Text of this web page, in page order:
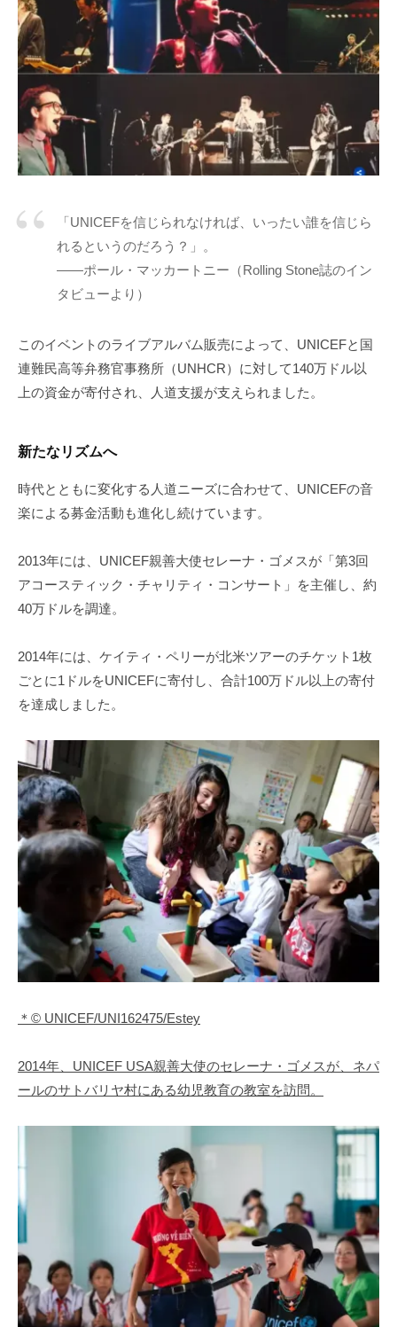
「UNICEFを信じられなければ、いったい誰を信じら
れるというのだろう？」。
——ポール・マッカートニー（Rolling Stone誌のイン
タビューより）
このイベントのライブアルバム販売によって、UNICEFと国
連難民高等弁務官事務所（UNHCR）に対して140万ドル以
上の資金が寄付され、人道支援が支えられました。
新たなリズムへ
時代とともに変化する人道ニーズに合わせて、UNICEFの音
楽による募金活動も進化し続けています。
2013年には、UNICEF親善大使セレーナ・ゴメスが「第3回
アコースティック・チャリティ・コンサート」を主催し、約
40万ドルを調達。
2014年には、ケイティ・ペリーが北米ツアーのチケット1枚
ごとに1ドルをUNICEFに寄付し、合計100万ドル以上の寄付
を達成しました。
＊© UNICEF/UNI162475/Estey
2014年、UNICEF USA親善大使のセレーナ・ゴメスが、ネパ
ールのサトバリヤ村にある幼児教育の教室を訪問。